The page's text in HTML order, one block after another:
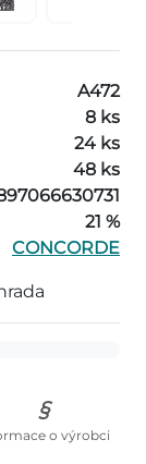
A472
8 ks
24 ks
48 ks
21 %
CONCORDE
o výrobci